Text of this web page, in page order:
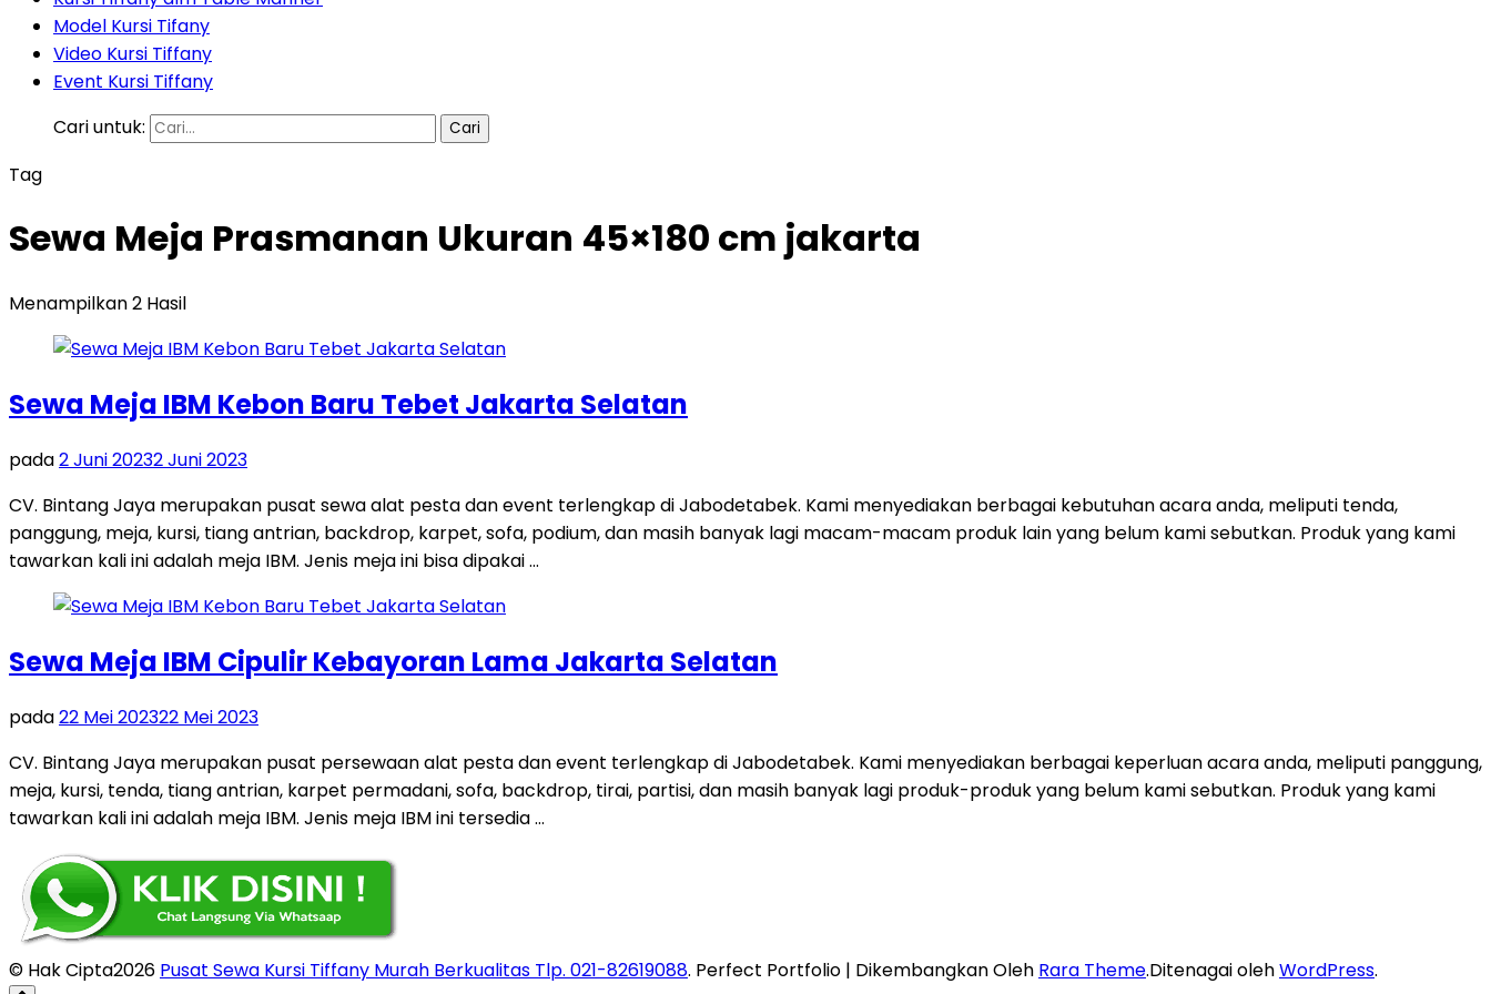
Model Kursi Tifany
Video Kursi Tiffany
Event Kursi Tiffany
Cari untuk:
Tag
Sewa Meja Prasmanan Ukuran 45×180 cm jakarta
Menampilkan 2 Hasil
Sewa Meja IBM Kebon Baru Tebet Jakarta Selatan
pada2 Juni 20232 Juni 2023
CV. Bintang Jaya merupakan pusat sewa alat pesta dan event terlengkap di Jabodetabek. Kami menyediakan berbagai kebutuhan acara anda, meliputi tenda,
panggung, meja, kursi, tiang antrian, backdrop, karpet, sofa, podium, dan masih banyak lagi macam-macam produk lain yang belum kami sebutkan. Produk yang kami
tawarkan kali ini adalah meja IBM. Jenis meja ini bisa dipakai …
Sewa Meja IBM Cipulir Kebayoran Lama Jakarta Selatan
pada22 Mei 202322 Mei 2023
CV. Bintang Jaya merupakan pusat persewaan alat pesta dan event terlengkap di Jabodetabek. Kami menyediakan berbagai keperluan acara anda, meliputi panggung,
meja, kursi, tenda, tiang antrian, karpet permadani, sofa, backdrop, tirai, partisi, dan masih banyak lagi produk-produk yang belum kami sebutkan. Produk yang kami
tawarkan kali ini adalah meja IBM. Jenis meja IBM ini tersedia …
© Hak Cipta2026 Pusat Sewa Kursi Tiffany Murah Berkualitas Tlp. 021-82619088. Perfect Portfolio | Dikembangkan Oleh Rara Theme.Ditenagai olehWordPress.